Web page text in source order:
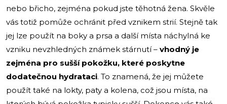
nebo břicho, zejména pokud jste těhotná žena. Skvěle
vás totiž pomůže ochránit před vznikem strií. Stejně tak
jej lze použít na boky a prsa a další místa náchylná ke
vzniku nevzhledných známek stárnutí – vhodný je
zejména pro sušší pokožku, které poskytne
dodatečnou hydrataci. To znamená, že jej můžete
použít také na lokty, paty a kolena, což jsou místa, na